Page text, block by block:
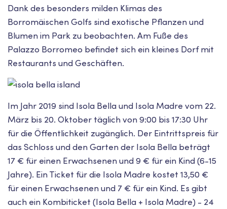
Dank des besonders milden Klimas des
Borromäischen Golfs sind exotische Pflanzen und
Blumen im Park zu beobachten. Am Fuße des
Palazzo Borromeo befindet sich ein kleines Dorf mit
Restaurants und Geschäften.
Im Jahr 2019 sind Isola Bella und Isola Madre vom 22.
März bis 20. Oktober täglich von 9:00 bis 17:30 Uhr
für die Öffentlichkeit zugänglich. Der Eintrittspreis für
das Schloss und den Garten der Isola Bella beträgt
17 € für einen Erwachsenen und 9 € für ein Kind (6-15
Jahre). Ein Ticket für die Isola Madre kostet 13,50 €
für einen Erwachsenen und 7 € für ein Kind. Es gibt
auch ein Kombiticket (Isola Bella + Isola Madre) - 24